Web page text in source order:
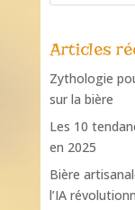
Articles
Zythologie
sur la bière
Les 10
en 2025
Bière
l’IA